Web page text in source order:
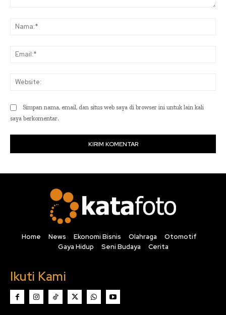
Simpan nama, email, dan situs web saya di browser ini untuk lain kali
saya berkomentar.
Home News Ekonomi Bisnis Olahraga
Otomotif
Gaya Hidup
Seni Budaya Cerita
Ikuti Kami